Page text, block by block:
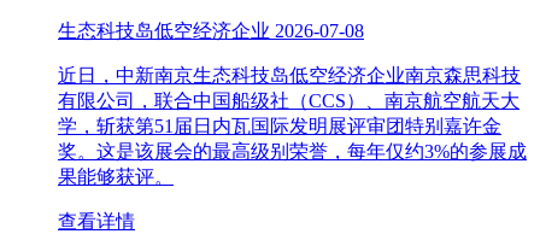
生态科技岛低空经济企业 2026-07-08
近日，中新南京生态科技岛低空经济企业南京森思科技
有限公司，联合中国船级社（CCS）、南京航空航天大
学，斩获第51届日内瓦国际发明展评审团特别嘉许金
奖。这是该展会的最高级别荣誉，每年仅约3%的参展成
果能够获评。
查看详情